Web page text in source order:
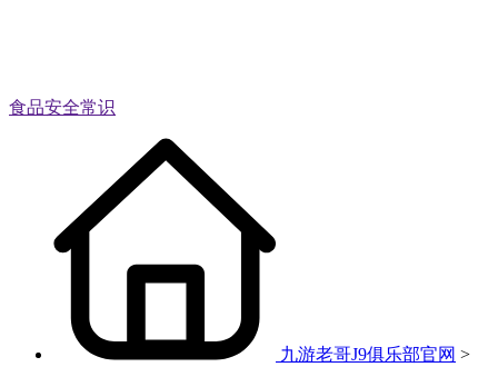
食品安全常识
九游老哥J9俱乐部官网 >